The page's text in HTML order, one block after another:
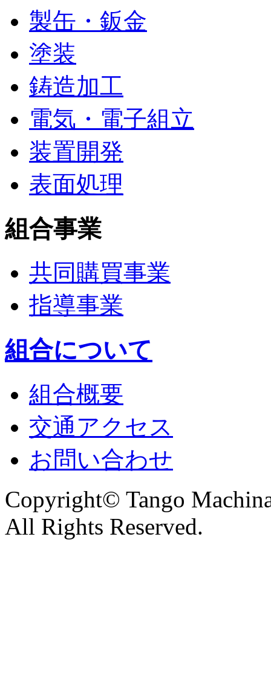
製缶・鈑金
塗装
鋳造加工
電気・電子組立
装置開発
表面処理
組合事業
共同購買事業
指導事業
組合について
組合概要
交通アクセス
お問い合わせ
Copyright© Tango
All Rights Reserved.